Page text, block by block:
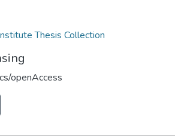
Thesis Collection
openAccess